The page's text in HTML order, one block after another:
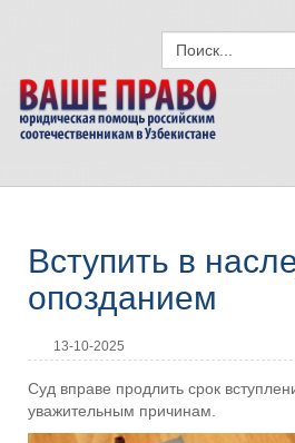
Вступить в
опозданием
13-10-2025
Суд вправе продлить срок
уважительным причинам.